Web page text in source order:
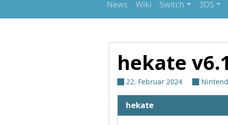
News Wiki Switch 3DS
hekate
22. Februar 2024
hekate